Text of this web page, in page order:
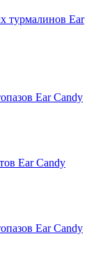
турмалинов Ear
Ear Candy
Ear Candy
Ear Candy